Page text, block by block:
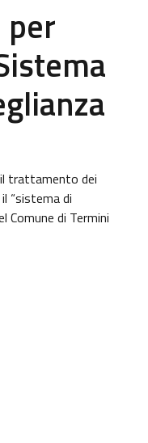
per
trattamento dei
“sistema di
Comune di Termini